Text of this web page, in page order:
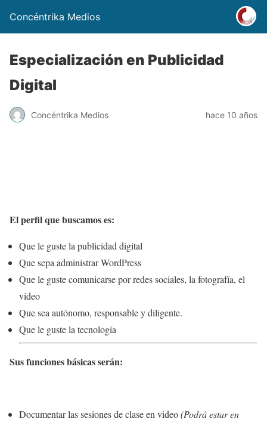
Concéntrika Medios
Especialización en Publicidad
Digital
Concéntrika Medios hace 10 años
El perfil que buscamos es:
Que le guste la publicidad digital
Que sepa administrar WordPress
Que le guste comunicarse por redes sociales, la fotografía, el
video
Que sea autónomo, responsable y diligente.
Que le guste la tecnología
Sus funciones básicas serán:
Documentar las sesiones de clase en video(Podrá estar en